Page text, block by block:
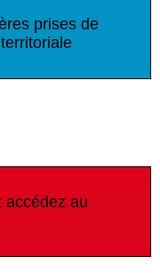
prises de
accédez au